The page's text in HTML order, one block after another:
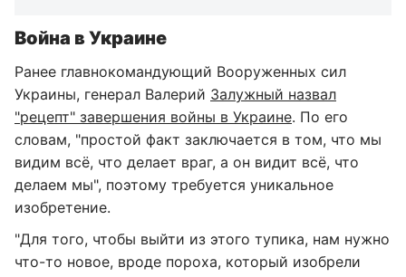
Война в Украине
Ранее главнокомандующий Вооруженных сил
Украины, генерал Валерий Залужный назвал
"рецепт" завершения войны в Украине. По его
словам, "простой факт заключается в том, что мы
видим всё, что делает враг, а он видит всё, что
делаем мы", поэтому требуется уникальное
изобретение.
"Для того, чтобы выйти из этого тупика, нам нужно
что-то новое, вроде пороха, который изобрели